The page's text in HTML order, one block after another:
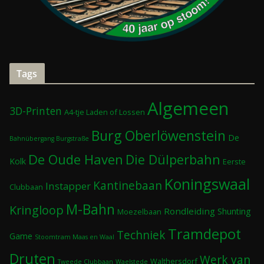
Tags
3D-Printen A4-tje Laden of Lossen Algemeen
Bahnübergang Burgstraße Burg Oberlöwenstein De
Kolk De Oude Haven Die Dülperbahn Eerste
Clubbaan Instapper Kantinebaan Koningswaal
Kringloop M-Bahn Moezelbaan Rondleiding Shunting
Game Stoomtram Maas en Waal Techniek Tramdepot
Druten Tweede Clubbaan Waelstede Walthersdorf Werk van